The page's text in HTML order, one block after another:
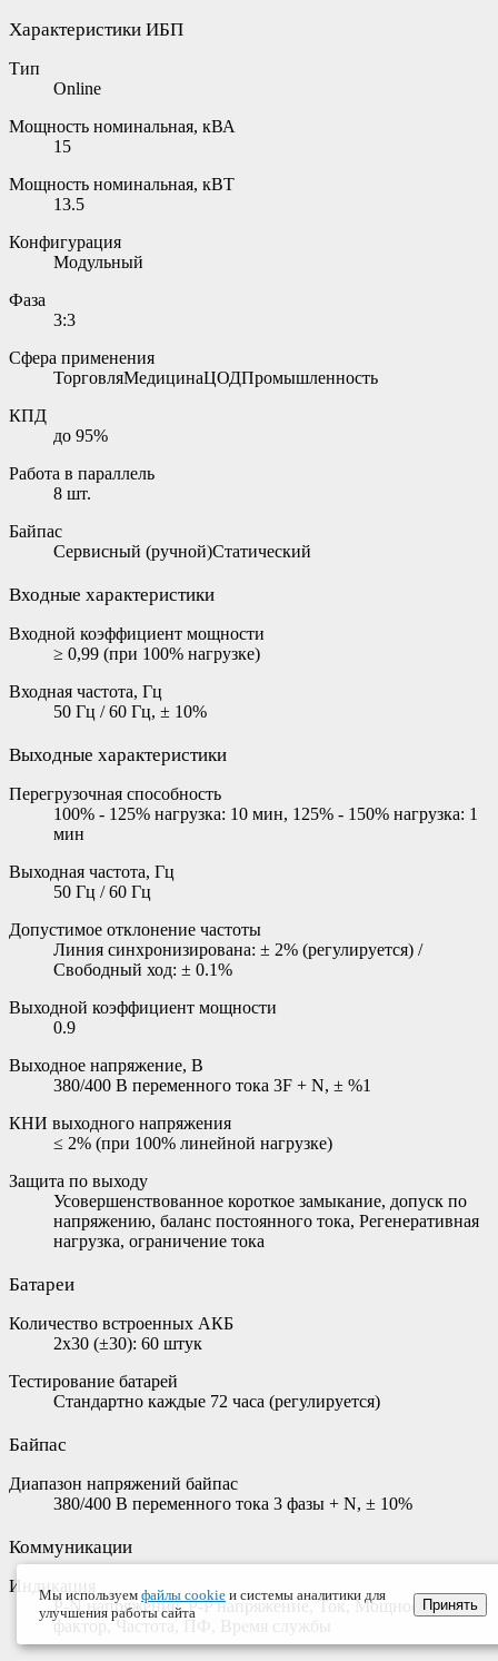
Характеристики ИБП
Тип
Online
Мощность номинальная, кВА
15
Мощность номинальная, кВТ
13.5
Конфигурация
Модульный
Фаза
3:3
Сфера применения
ТорговляМедицинаЦОДПромышленность
КПД
до 95%
Работа в параллель
8 шт.
Байпас
Сервисный (ручной)Статический
Входные характеристики
Входной коэффициент мощности
≥ 0,99 (при 100% нагрузке)
Входная частота, Гц
50 Гц / 60 Гц, ± 10%
Выходные характеристики
Перегрузочная способность
100% - 125% нагрузка: 10 мин, 125% - 150% нагрузка: 1
мин
Выходная частота, Гц
50 Гц / 60 Гц
Допустимое отклонение частоты
Линия синхронизирована: ± 2% (регулируется) /
Свободный ход: ± 0.1%
Выходной коэффициент мощности
0.9
Выходное напряжение, В
380/400 В переменного тока 3F + N, ± %1
КНИ выходного напряжения
≤ 2% (при 100% линейной нагрузке)
Защита по выходу
Усовершенствованное короткое замыкание, допуск по
напряжению, баланс постоянного тока, Регенеративная
нагрузка, ограничение тока
Батареи
Количество встроенных АКБ
2x30 (±30): 60 штук
Тестирование батарей
Стандартно каждые 72 часа (регулируется)
Байпас
Диапазон напряжений байпас
380/400 В переменного тока 3 фазы + N, ± 10%
Коммуникации
Индикация
P-N напряжение, P-P напряжение, Ток, Мощность, Крест
фактор, Частота, ПФ, Время службы
Мы используем файлы cookie и системы аналитики для
улучшения работы сайта
Принять